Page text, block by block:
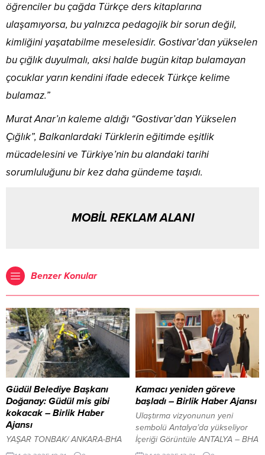
öğrenciler bu çağda Türkçe ders kitaplarına
ulaşamıyorsa, bu yalnızca pedagojik bir sorun değil,
kimliğini yaşatabilme meselesidir. Gostivar’dan yükselen
bu çığlık duyulmalı, aksi halde bugün kitap bulamayan
çocuklar yarın kendini ifade edecek Türkçe kelime
bulamaz.”
Murat Anar’ın kaleme aldığı “Gostivar’dan Yükselen
Çığlık”, Balkanlardaki Türklerin eğitimde eşitlik
mücadelesini ve Türkiye’nin bu alandaki tarihi
sorumluluğunu bir kez daha gündeme taşıdı.
MOBİL REKLAM ALANI
Benzer Konular
Güdül Belediye Başkanı
Doğanay: Güdül mis gibi
kokacak – Birlik Haber
Ajansı
YAŞAR TONBAK/ ANKARA-BHA
TİMBİR’den Sağlık Bakanı Prof.
Kamacı yeniden göreve
başladı – Birlik Haber Ajansı
Ulaştırma vizyonunun yeni
sembolü Antalya’da yükseliyor
İçeriği Görüntüle ANTALYA – BHA
18 Ekim’de gerçekleştirilen